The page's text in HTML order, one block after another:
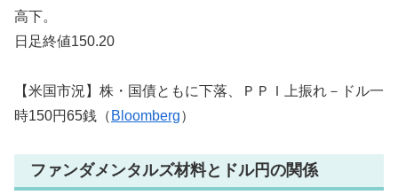
高下。
日足終値150.20
【米国市況】株・国債ともに下落、ＰＰＩ上振れ－ドル一
時150円65銭（ Bloomberg）
ファンダメンタルズ材料とドル円の関係